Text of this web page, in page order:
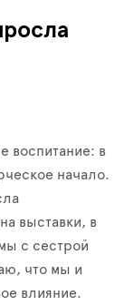
воспитание: в
начало.
выставки, в
с сестрой
что мы и
влияние.